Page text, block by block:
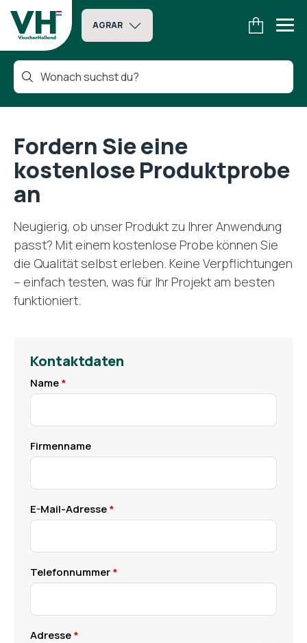
AGRAR
Fordern Sie eine
kostenlose Produktprobe
an
Neugierig, ob unser Produkt zu Ihrer Anwendung
passt? Mit einem kostenlose Probe können Sie
die Qualität selbst erleben. Keine Verpflichtungen
– einfach testen, was für Ihr Projekt am besten
funktioniert.
Kontaktdaten
Name
Firmenname
E-Mail-Adresse
Telefonnummer
Adresse